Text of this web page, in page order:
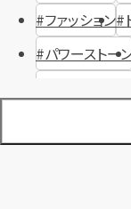
ファッション
パワーストー
ジュエリーブ